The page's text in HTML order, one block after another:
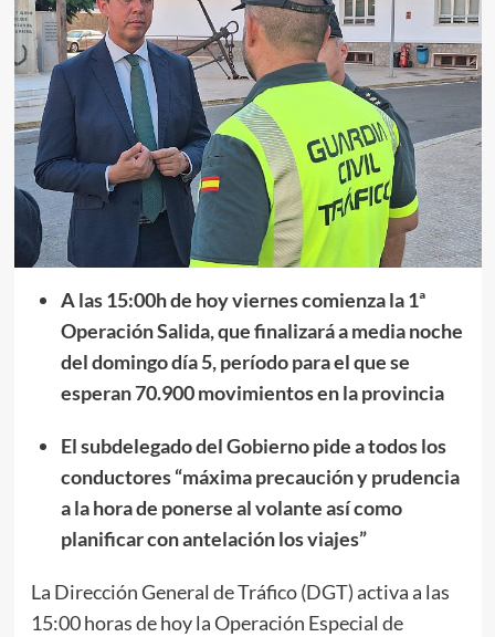
A las 15:00h de hoy viernes comienza la 1ª
Operación Salida, que finalizará a media noche
del domingo día 5, período para el que se
esperan 70.900 movimientos en la provincia
El subdelegado del Gobierno pide a todos los
conductores “máxima precaución y prudencia
a la hora de ponerse al volante así como
planificar con antelación los viajes”
La Dirección General de Tráfico (DGT) activa a las
15:00 horas de hoy la Operación Especial de